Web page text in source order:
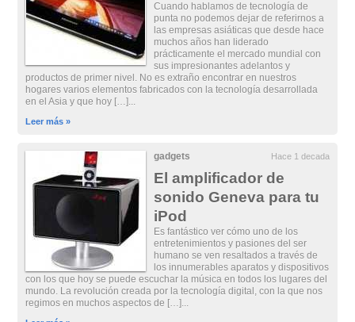
Cuando hablamos de tecnología de
punta no podemos dejar de referirnos a
las empresas asiáticas que desde hace
muchos años han liderado
prácticamente el mercado mundial con
sus impresionantes adelantos y
productos de primer nivel. No es extraño encontrar en nuestros
hogares varios elementos fabricados con la tecnología desarrollada
en el Asia y que hoy […]...
Leer más »
gadgets Hace 1 decada
El amplificador de
sonido Geneva para tu
iPod
Es fantástico ver cómo uno de los
entretenimientos y pasiones del ser
humano se ven resaltados a través de
los innumerables aparatos y dispositivos
con los que hoy se puede escuchar la música en todos los lugares del
mundo. La revolución creada por la tecnología digital, con la que nos
regimos en muchos aspectos de […]...